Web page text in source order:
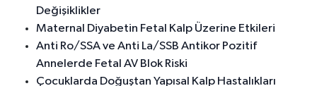
Değişiklikler
Maternal Diyabetin Fetal Kalp Üzerine Etkileri
Anti Ro/SSA ve Anti La/SSB Antikor Pozitif
Annelerde Fetal AV Blok Riski
Çocuklarda Doğuştan Yapısal Kalp Hastalıkları